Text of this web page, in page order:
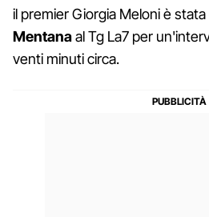
il premier Giorgia Meloni è stata
Mentanaal Tg La7 per
venti minuti circa.